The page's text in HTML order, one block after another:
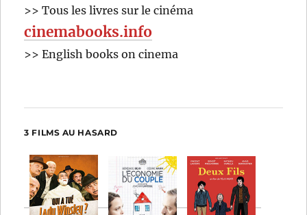
>> Tous les livres sur le cinéma
cinemabooks.info
>> English books on cinema
3 FILMS AU HASARD